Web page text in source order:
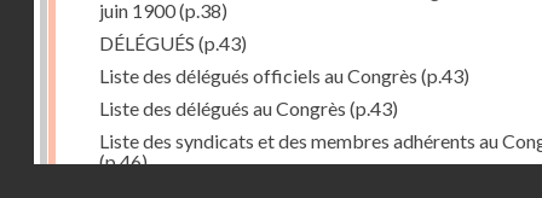
juin 1900(p.38)
DÉLÉGUÉS (p.43)
Liste des délégués officiels au Congrès (p.43)
Liste des délégués au Congrès (p.43)
Liste des syndicats et des membres adhérents au
(p.46)